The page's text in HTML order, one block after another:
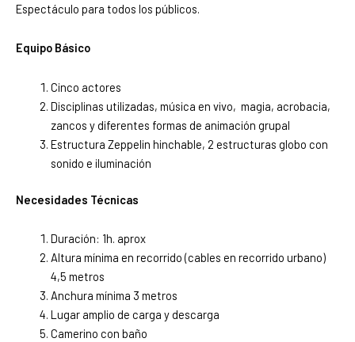
Espectáculo para todos los públicos.
Equipo Básico
Cinco actores
Disciplinas utilizadas, música en vivo, magia, acrobacia,
zancos y diferentes formas de animación grupal
Estructura Zeppelin hinchable, 2 estructuras globo con
sonido e iluminación
Necesidades Técnicas
Duración: 1h. aprox
Altura mínima en recorrido (cables en recorrido urbano)
4,5 metros
Anchura mínima 3 metros
Lugar amplio de carga y descarga
Camerino con baño